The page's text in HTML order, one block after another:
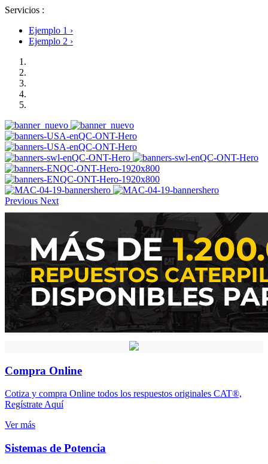
Servicios :
Ejemplo 1 ›
Ejemplo 2 ›
Previous Next
Compra Online
Cotiza y compra Online todos los respuestos originales CAT®,
Regístrate Aquí
Ver más
Sistemas de Potencia